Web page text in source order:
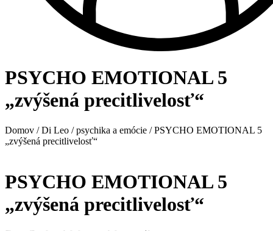
PSYCHO EMOTIONAL 5
„zvýšená precitlivelosť“
Domov /Di Leo /psychika a emócie / PSYCHO EMOTIONAL 5
„zvýšená precitlivelosť“
PSYCHO EMOTIONAL 5
„zvýšená precitlivelosť“